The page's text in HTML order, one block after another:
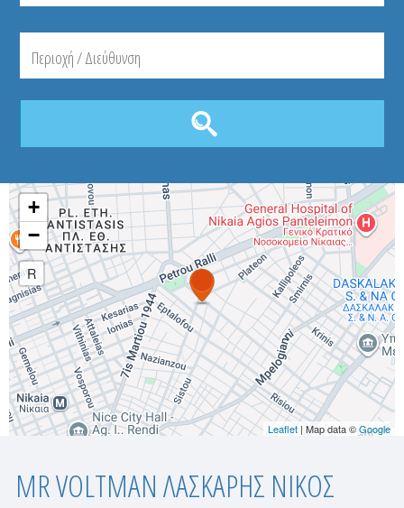
+
−
R
Leaflet | Map data ©Google
MR VOLTMAN ΛΑΣΚΑΡΗΣ ΝΙΚΟΣ